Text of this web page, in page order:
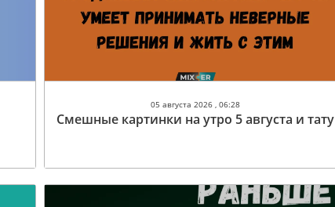
05 августа 2026 , 06:28
Смешные картинки на утро 5 августа и тату